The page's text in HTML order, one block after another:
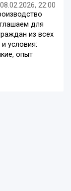
08.02.2026, 22:00
для
из всех
условия:
опыт